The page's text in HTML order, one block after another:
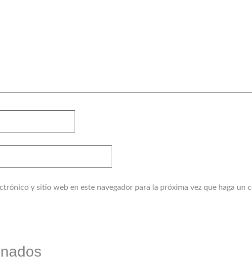
y sitio web en este navegador para la próxima vez que haga un